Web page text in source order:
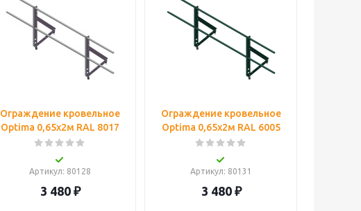
Ограждение кровельное
Optima 0,65х2м RAL 8017
Артикул: 80128
3 480₽
Ограждение кровельное
Optima 0,65х2м RAL 6005
Артикул: 80131
3 480₽